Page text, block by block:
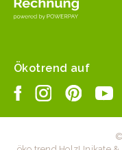
Ökotrend auf